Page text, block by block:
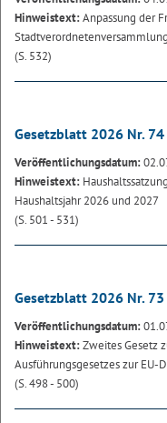
Hinweistext:Anpassung der
Stadtverordnetenversammlung
(S. 532)
Gesetzblatt 2026 Nr. 74
Veröffentlichungsdatum:
Hinweistext:
Haushaltsjahr 2026 und 2027
(S. 501 - 531)
Gesetzblatt 2026 Nr. 73
Veröffentlichungsdatum:
Hinweistext:Zweites Gesetz
Ausführungsgesetzes zur EU-
(S. 498 - 500)